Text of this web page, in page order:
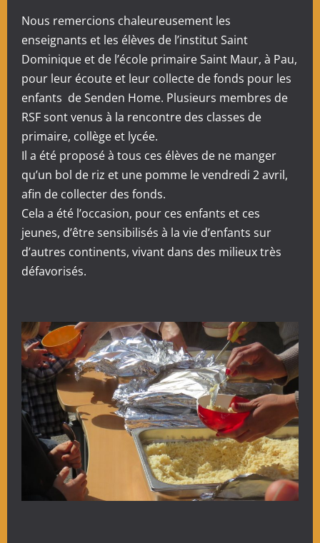
Nous remercions chaleureusement les
enseignants et les élèves de l’institut Saint
Dominique et de l’école primaire Saint Maur, à Pau,
pour leur écoute et leur collecte de fonds pour les
enfants de Senden Home. Plusieurs membres de
RSF sont venus à la rencontre des classes de
primaire, collège et lycée.
Il a été proposé à tous ces élèves de ne manger
qu’un bol de riz et une pomme le vendredi 2 avril,
afin de collecter des fonds.
Cela a été l’occasion, pour ces enfants et ces
jeunes, d’être sensibilisés à la vie d’enfants sur
d’autres continents, vivant dans des milieux très
défavorisés.